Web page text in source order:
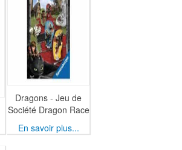
Dragons - Jeu de
Société Dragon Race
En savoir plus...